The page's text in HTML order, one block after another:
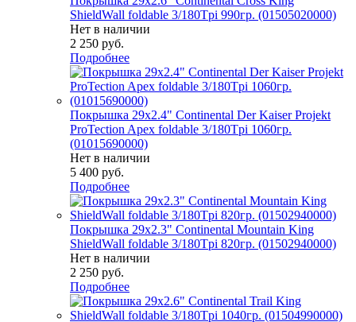
ShieldWall foldable 3/180Tpi 990гр. (01505020000)
Нет в наличии
2 250 руб.
Подробнее
Покрышка 29x2.4" Continental Der Kaiser Projekt
ProTection Apex foldable 3/180Tpi 1060гр.
(01015690000)
Нет в наличии
5 400 руб.
Подробнее
Покрышка 29x2.3" Continental Mountain King
ShieldWall foldable 3/180Tpi 820гр. (01502940000)
Нет в наличии
2 250 руб.
Подробнее